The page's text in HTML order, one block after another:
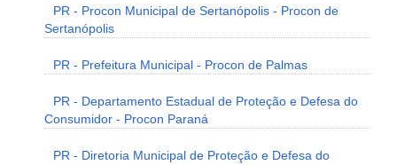
PR - Procon Municipal de Sertanópolis - Procon de
Sertanópolis
PR - Prefeitura Municipal - Procon de Palmas
PR - Departamento Estadual de Proteção e Defesa do
Consumidor - Procon Paraná
PR - Diretoria Municipal de Proteção e Defesa do